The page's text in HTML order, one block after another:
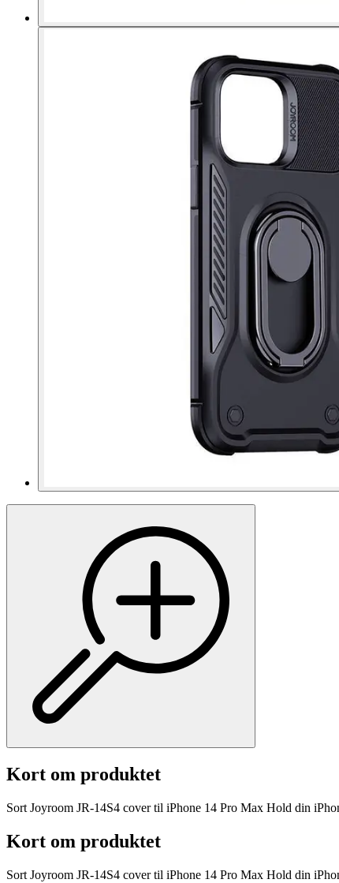
Kort om produktet
Sort Joyroom JR-14S4 cover til iPhone 14 Pro Max Hold din
Kort om produktet
Sort Joyroom JR-14S4 cover til iPhone 14 Pro Max Hold din